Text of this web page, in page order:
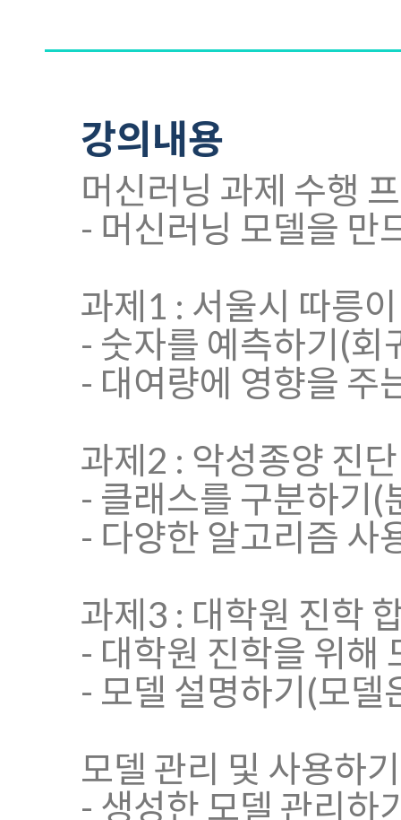
강의내용
머신러닝 과제 수행
- 머신러닝 모델을 만
과제1 : 서울시 따릉
- 숫자를 예측하기(회
- 대여량에 영향을 주
과제2 : 악성종양 진
- 클래스를 구분하기(
- 다양한 알고리즘 사
과제3 : 대학원 진학
- 대학원 진학을 위해
- 모델 설명하기(모델
모델 관리 및 사용하
- 생성한 모델 관리하